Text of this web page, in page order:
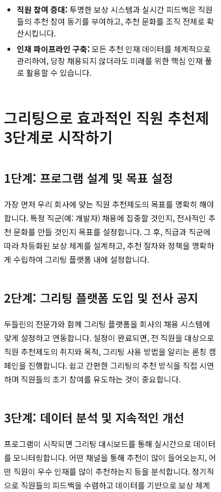
직원 참여 증대: 투명한 보상 시스템과 실시간 피드백은 직원
들의 추천 참여 동기를 부여하고, 추천 문화를 조직 전체로 확
산시킵니다.
인재 파이프라인 구축: 모든 추천 인재 데이터를 체계적으로
관리하여, 당장 채용되지 않더라도 미래를 위한 핵심 인재 풀
로 활용할 수 있습니다.
그리팅으로 효과적인 직원 추천제
3단계로 시작하기
1단계: 프로그램 설계 및 목표 설정
가장 먼저 우리 회사에 맞는 직원 추천제도의 목표를 명확히 해야
합니다. 특정 직군(예: 개발자) 채용에 집중할 것인지, 전사적인 추
천 문화를 만들 것인지 목표를 설정합니다. 그 후, 직급과 직군에
따라 차등화된 보상 체계를 설계하고, 추천 절차와 정책을 명확하
게 수립하여 그리팅 플랫폼 내에 설정합니다.
2단계: 그리팅 플랫폼 도입 및 전사 공지
두들린의 전문가와 함께 그리팅 플랫폼을 회사의 채용 시스템에
맞게 설정하고 연동합니다. 설정이 완료되면, 전 직원을 대상으로
직원 추천제도의 취지와 목적, 그리팅 사용 방법을 알리는 론칭 캠
페인을 진행합니다. 쉽고 간편한 그리팅의 추천 방식을 직접 시연
하며 직원들의 초기 참여를 유도하는 것이 중요합니다.
3단계: 데이터 분석 및 지속적인 개선
프로그램이 시작되면 그리팅 대시보드를 통해 실시간으로 데이터
를 모니터링합니다. 어떤 채널을 통해 추천이 많이 들어오는지, 어
떤 직원이 우수 인재를 많이 추천하는지 등을 분석합니다. 정기적
으로 직원들의 피드백을 수렴하고 데이터를 기반으로 보상 체계